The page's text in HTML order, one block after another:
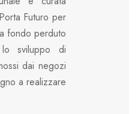
Futuro per
fondo perduto
sviluppo di
dai negozi
a realizzare